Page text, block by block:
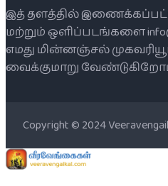
இத் தளத்தில்
மற்றும் ஒளிப்படங்களை
எமது மின்னஞ்சல்
வைக்குமாறு
Copyright © 2024